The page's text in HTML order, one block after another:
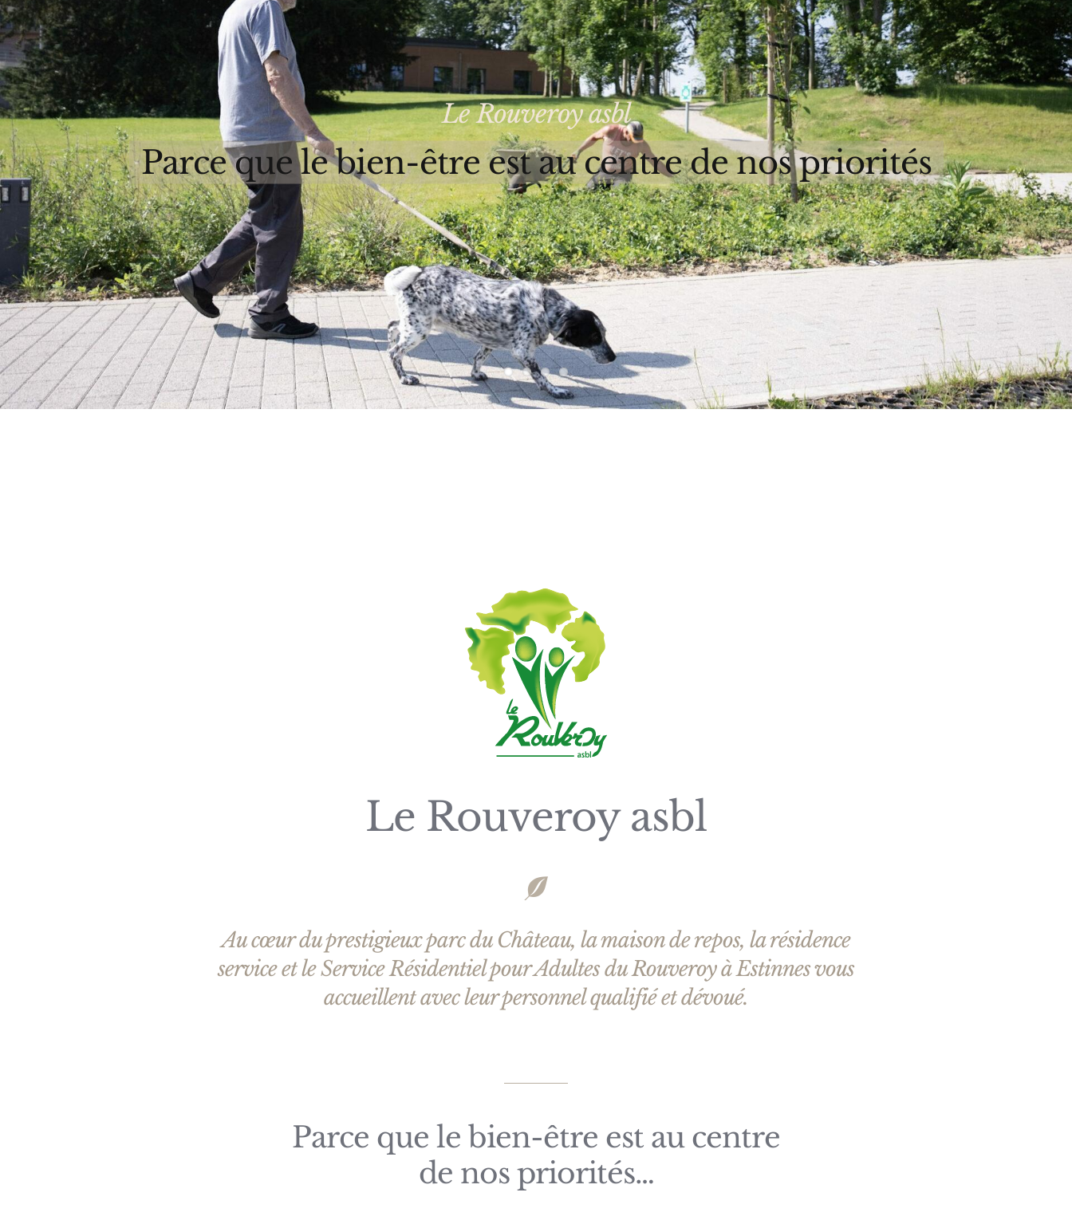
Le Rouveroy asbl
Parce que le bien-être est au centre de nos priorités
Le Rouveroy asbl
Au cœur du prestigieux parc du Château, la maison de repos, la résidence
service et le Service Résidentiel pour Adultes du Rouveroy à Estinnes vous
accueillent avec leur personnel qualifié et dévoué.
Parce que le bien-être est au centre
de nos priorités…